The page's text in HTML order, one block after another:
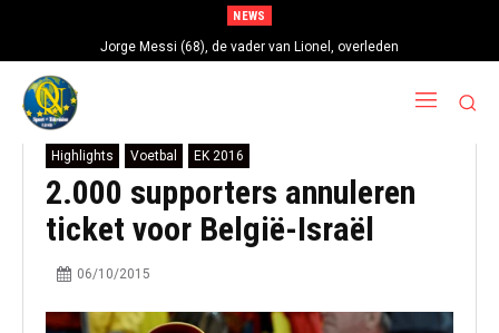
NEWS
Jorge Messi (68), de vader van Lionel, overleden
Highlights Voetbal EK 2016
2.000 supporters annuleren
ticket voor België-Israël
06/10/2015